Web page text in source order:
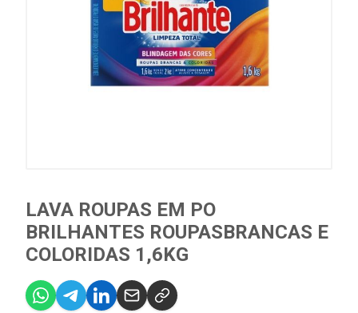
LAVA ROUPAS EM PO
BRILHANTES ROUPASBRANCAS E
COLORIDAS 1,6KG